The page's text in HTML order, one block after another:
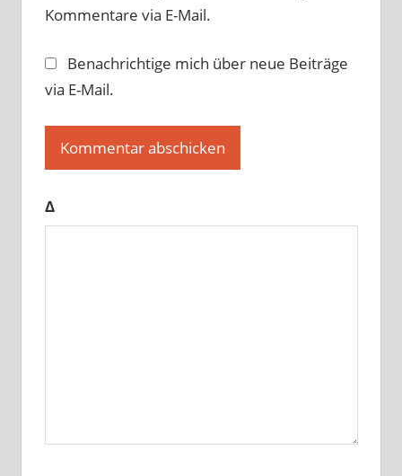
Kommentare via E-Mail.
Benachrichtige mich über neue Beiträge
via E-Mail.
Δ